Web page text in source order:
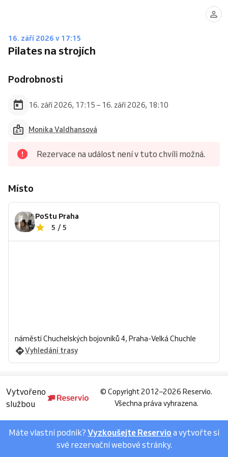
16. září 2026 v 17:15
Pilates na strojích
Podrobnosti
16. září 2026, 17:15 – 16. září 2026, 18:10
Monika Valdhansová
Rezervace na událost není v tuto chvíli možná.
Místo
PoStu Praha
5 / 5
náměstí Chuchelských bojovníků 4, Praha-Velká Chuchle
Vyhledání trasy
Vytvořeno
službou
© Copyright 2012–2026 Reservio.
Všechna práva vyhrazena.
Máte vlastní podnik? Vyzkoušejte Reservio a vytvořte si
své rezervační webové stránky.